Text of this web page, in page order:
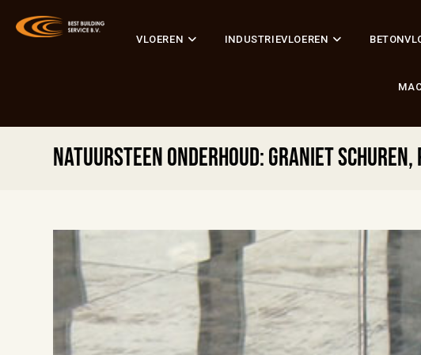
VLOEREN INDUSTRIEVLOEREN
Natuursteen onderhoud: graniet